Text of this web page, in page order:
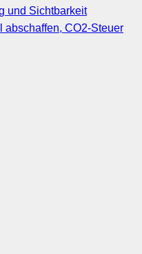
und Sichtbarkeit
CO2-Steuer